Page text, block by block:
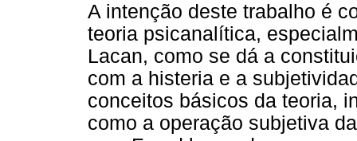
A intenção deste trabalho é
teoria psicanalítica,
Lacan, como se dá a
com a histeria e a
conceitos básicos da teoria,
como a operação subjetiva